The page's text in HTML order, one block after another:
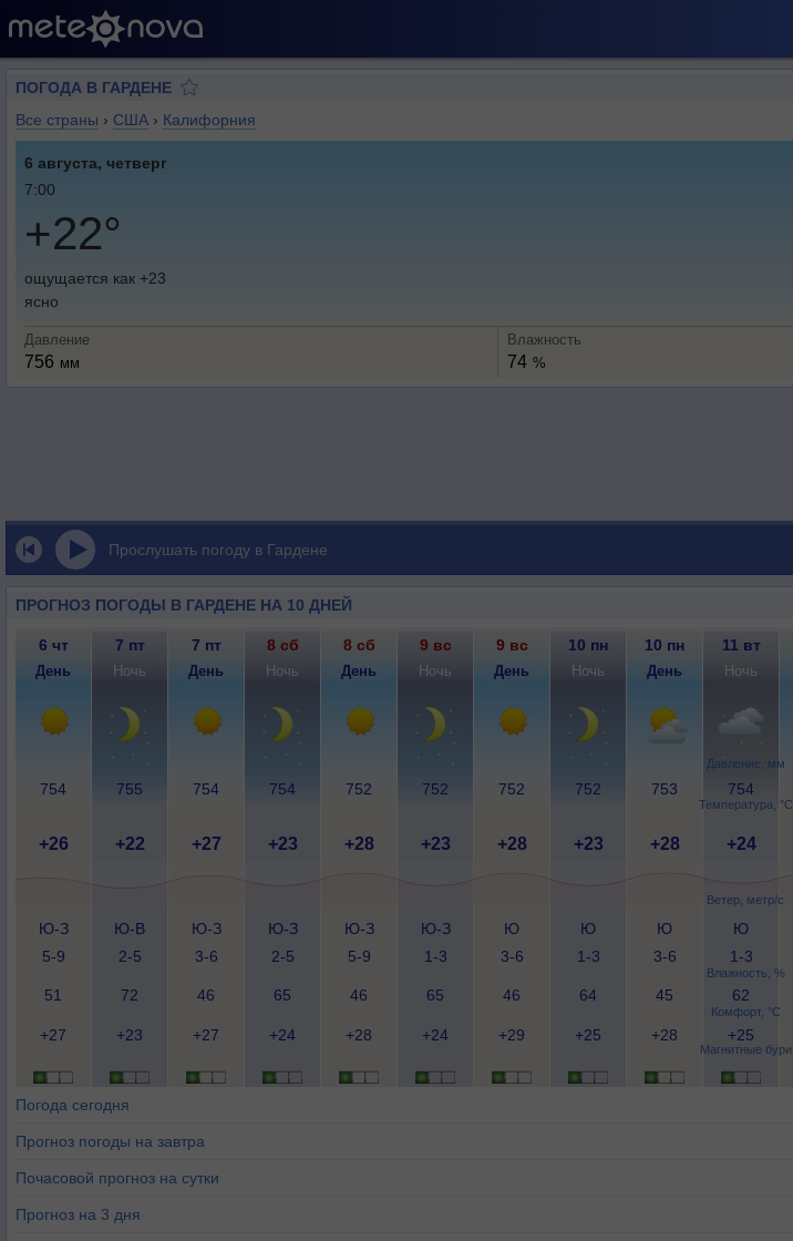
ПОГОДА В ГАРДЕНЕ
Все страны › США › Калифорния
6 августа, четверг
7:00
+22°
ощущается как +23
ясно
Давление
756 мм
Влажность
74 %
Прослушать погоду в Гардене
ПРОГНОЗ ПОГОДЫ В ГАРДЕНЕ НА 10 ДНЕЙ
Давление, мм
Температура, °C
Ветер, метр/с
Влажность, %
Комфорт, °C
Магнитные бури
6 чт 7 пт 7 пт 8 сб 8 сб 9 вс 9 вс 10 пн 10 пн 11 вт
День Ночь День Ночь День Ночь День Ночь День Ночь
754 755 754 754 752 752 752 752 753 754
+26 +22 +27 +23 +28 +23 +28 +23 +28 +24
Ю-З
5-9
Ю-В
2-5
Ю-З
3-6
Ю-З
2-5
Ю-З
5-9
Ю-З
1-3
Ю
3-6
Ю
1-3
Ю
3-6
Ю
1-3
51 72 46 65 46 65 46 64 45 62
+27 +23 +27 +24 +28 +24 +29 +25 +28 +25
Погода сегодня
Прогноз погоды на завтра
Почасовой прогноз на сутки
Прогноз на 3 дня